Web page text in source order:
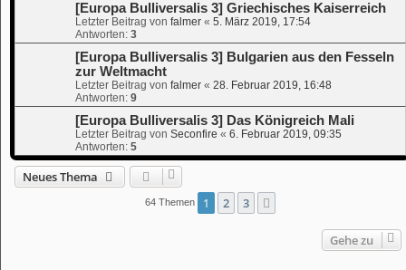
[Europa Bulliversalis 3] Griechisches Kaiserreich
Letzter Beitrag von falmer « 5. März 2019, 17:54
Antworten: 3
[Europa Bulliversalis 3] Bulgarien aus den Fesseln
zur Weltmacht
Letzter Beitrag von falmer « 28. Februar 2019, 16:48
Antworten: 9
[Europa Bulliversalis 3] Das Königreich Mali
Letzter Beitrag von Seconfire « 6. Februar 2019, 09:35
Antworten: 5
Neues Thema
64 Themen 1 2 3
Gehe zu